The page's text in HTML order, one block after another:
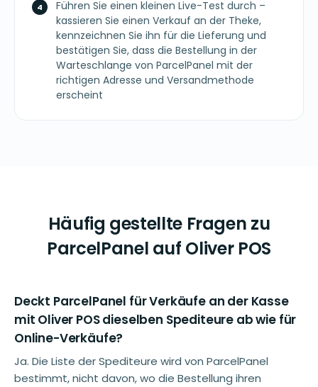
Führen Sie einen kleinen Live-Test durch –
kassieren Sie einen Verkauf an der Theke,
kennzeichnen Sie ihn für die Lieferung und
bestätigen Sie, dass die Bestellung in der
Warteschlange von ParcelPanel mit der
richtigen Adresse und Versandmethode
erscheint
Häufig gestellte Fragen zu
ParcelPanel auf Oliver POS
Deckt ParcelPanel für Verkäufe an der Kasse
mit Oliver POS dieselben Spediteure ab wie für
Online-Verkäufe?
Ja. Die Liste der Spediteure wird von ParcelPanel
bestimmt, nicht davon, wo die Bestellung ihren